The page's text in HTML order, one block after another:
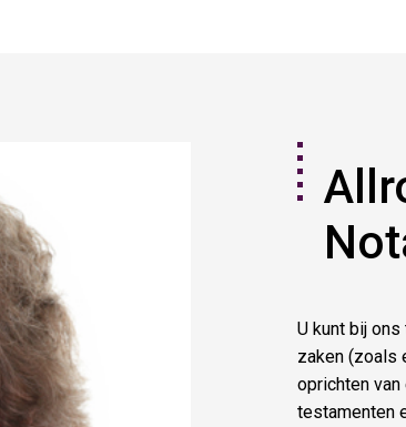
U kunt bij
zaken (zoals
oprichten
testamenten